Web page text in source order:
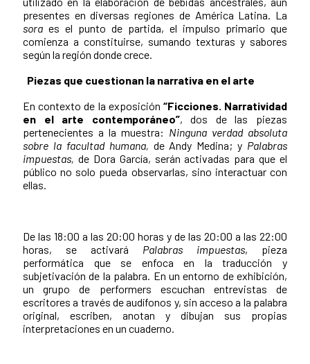
presentes en diversas regiones de América Latina. La
sora es el punto de partida, el impulso primario que
comienza a constituirse, sumando texturas y sabores
según la región donde crece.
Piezas que cuestionan la narrativa en el arte
En contexto de la exposición “Ficciones. Narratividad
en el arte contemporáneo”, dos de las piezas
pertenecientes a la muestra: Ninguna verdad absoluta
sobre la facultad humana, de Andy Medina; y Palabras
impuestas, de Dora García, serán activadas para que el
público no solo pueda observarlas, sino interactuar con
ellas.
De las 18:00 a las 20:00 horas y de las 20:00 a las 22:00
horas, se activará Palabras impuestas, pieza
performática que se enfoca en la traducción y
subjetivación de la palabra. En un entorno de exhibición,
un grupo de performers escuchan entrevistas de
escritores a través de audífonos y, sin acceso a la palabra
original, escriben, anotan y dibujan sus propias
interpretaciones en un cuaderno.